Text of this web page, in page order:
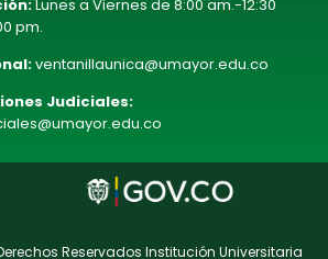
Lunes a Viernes de 8:00 am.-12:30
pm.
ventanillaunica@umayor.edu.co
Judiciales:
Reservados Institución Universitaria